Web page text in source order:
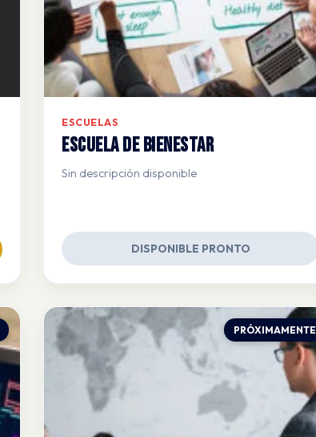
ESCUELAS
Escuela de Bienestar
Sin descripción disponible
DISPONIBLE PRONTO
PRÓXIMAMENTE